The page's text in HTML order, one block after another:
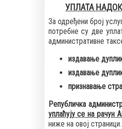
УПЛАТА
За одређени број
потребне су две
административне
издавање
издавање
признавање
Републичка
уплаћују се на рачун
ниже на овој страници.